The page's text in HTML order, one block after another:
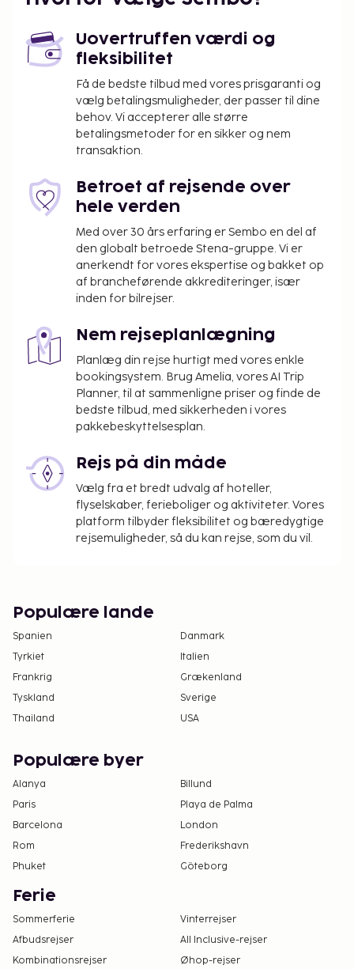
Uovertruffen værdi og
fleksibilitet
Få de bedste tilbud med vores prisgaranti og
vælg betalingsmuligheder, der passer til dine
behov. Vi accepterer alle større
betalingsmetoder for en sikker og nem
transaktion.
Betroet af rejsende over
hele verden
Med over 30 års erfaring er Sembo en del af
den globalt betroede Stena-gruppe. Vi er
anerkendt for vores ekspertise og bakket op
af brancheførende akkrediteringer, især
inden for bilrejser.
Nem rejseplanlægning
Planlæg din rejse hurtigt med vores enkle
bookingsystem. Brug Amelia, vores AI Trip
Planner, til at sammenligne priser og finde de
bedste tilbud, med sikkerheden i vores
pakkebeskyttelsesplan.
Rejs på din måde
Vælg fra et bredt udvalg af hoteller,
flyselskaber, ferieboliger og aktiviteter. Vores
platform tilbyder fleksibilitet og bæredygtige
rejsemuligheder, så du kan rejse, som du vil.
Populære lande
Spanien
Danmark
Tyrkiet
Italien
Frankrig
Grækenland
Tyskland
Sverige
Thailand
USA
Populære byer
Alanya
Billund
Paris
Playa de Palma
Barcelona
London
Rom
Frederikshavn
Phuket
Göteborg
Ferie
Sommerferie
Vinterrejser
Afbudsrejser
All Inclusive-rejser
Kombinationsrejser
Øhop-rejser